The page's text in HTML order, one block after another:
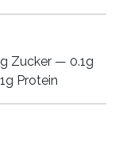
Zucker — 0.1g
Protein